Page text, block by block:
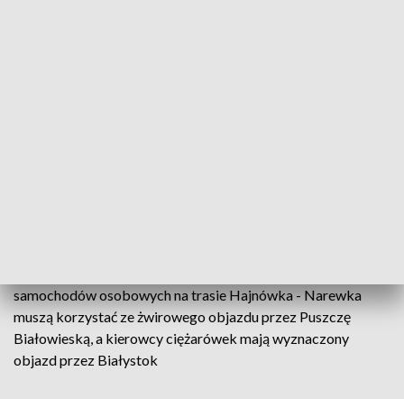
samochodów osobowych na trasie Hajnówka - Narewka
muszą korzystać ze żwirowego objazdu przez Puszczę
Białowieską, a kierowcy ciężarówek mają wyznaczony
objazd przez Białystok